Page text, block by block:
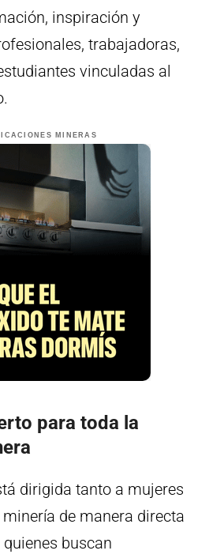
inspiración y
trabajadoras,
vinculadas al
MINERAS
para toda la
dirigida tanto a mujeres
de manera directa
buscan